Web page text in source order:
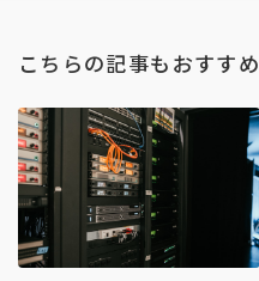
こちらの記事もおすすめ